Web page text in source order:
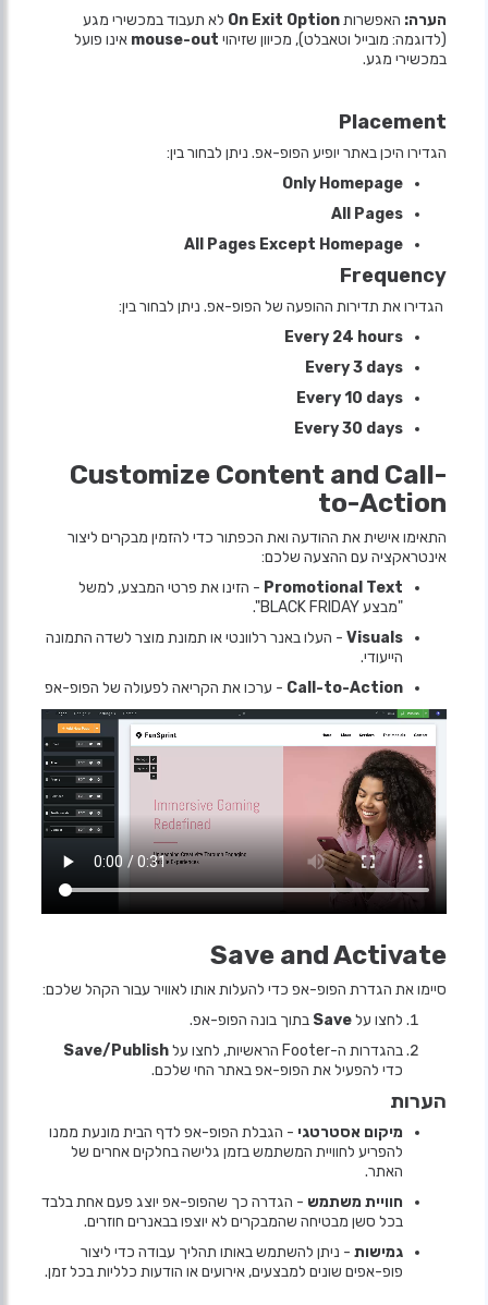
הערה: האפשרותOn Exit Option לא תעבוד במכשירי מגע
(לדוגמה: מובייל וטאבלט), מכיוון שזיהוי mouse-out אינו פועל
במכשירי מגע.
Placement
הגדירו היכן באתר יופיע הפופ-אפ. ניתן לבחור בין:
Only Homepage
All Pages
All Pages Except Homepage
Frequency
הגדירו את תדירות ההופעה של הפופ-אפ. ניתן לבחור בין:
Every 24 hours
Every 3 days
Every 10 days
Every 30 days
Customize Content and Call-
to-Action
התאימו אישית את ההודעה ואת הכפתור כדי להזמין מבקרים ליצור
אינטראקציה עם ההצעה שלכם:
Promotional Text - הזינו את פרטי המבצע, למשל
"מבצע BLACK FRIDAY".
Visuals - העלו באנר רלוונטי או תמונת מוצר לשדה התמונה
הייעודי.
Call-to-Action - ערכו את הקריאה לפעולה של הפופ-אפ
Save and Activate
סיימו את הגדרת הפופ-אפ כדי להעלות אותו לאוויר עבור הקהל שלכם:
לחצו עלSave בתוך בונה הפופ-אפ.
בהגדרות ה-Footer הראשיות, לחצו על
Save/Publish
כדי להפעיל את הפופ-אפ באתר החי שלכם.
הערות
מיקום אסטרטגי - הגבלת הפופ-אפ לדף הבית מונעת ממנו
להפריע לחוויית המשתמש בזמן גלישה בחלקים אחרים של
האתר.
חוויית משתמש - הגדרה כך שהפופ-אפ יוצג פעם אחת בלבד
בכל סשן מבטיחה שהמבקרים לא יוצפו בבאנרים חוזרים.
גמישות - ניתן להשתמש באותו תהליך עבודה כדי ליצור
פופ-אפים שונים למבצעים, אירועים או הודעות כלליות בכל זמן.